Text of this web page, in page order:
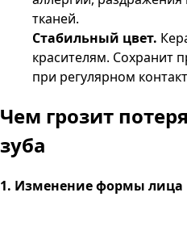
тканей.
Стабильный цвет.
красителям. Сохранит
при регулярном
Чем грозит
зуба
1. Изменение формы лица